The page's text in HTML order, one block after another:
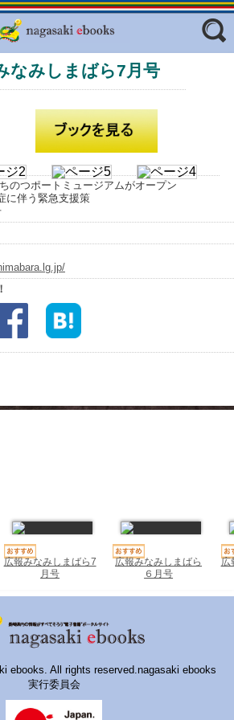
フリーワード
ジャンル
エリア
なみしまばら7月号
のつポートミュージアムがオープン
に伴う緊急支援策
広報みなみしまばら7
月号
広報みなみしまばら
６月号
広
ebooks. All rights reserved.nagasaki ebooks
実行委員会
ジェクト
）
方へ
遺産
伏キリシタン